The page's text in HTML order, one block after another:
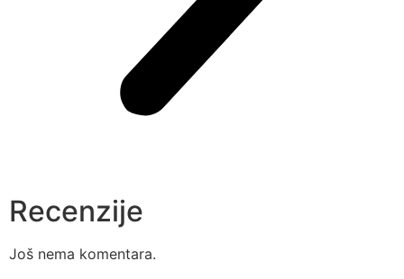
Recenzije
Još nema komentara.